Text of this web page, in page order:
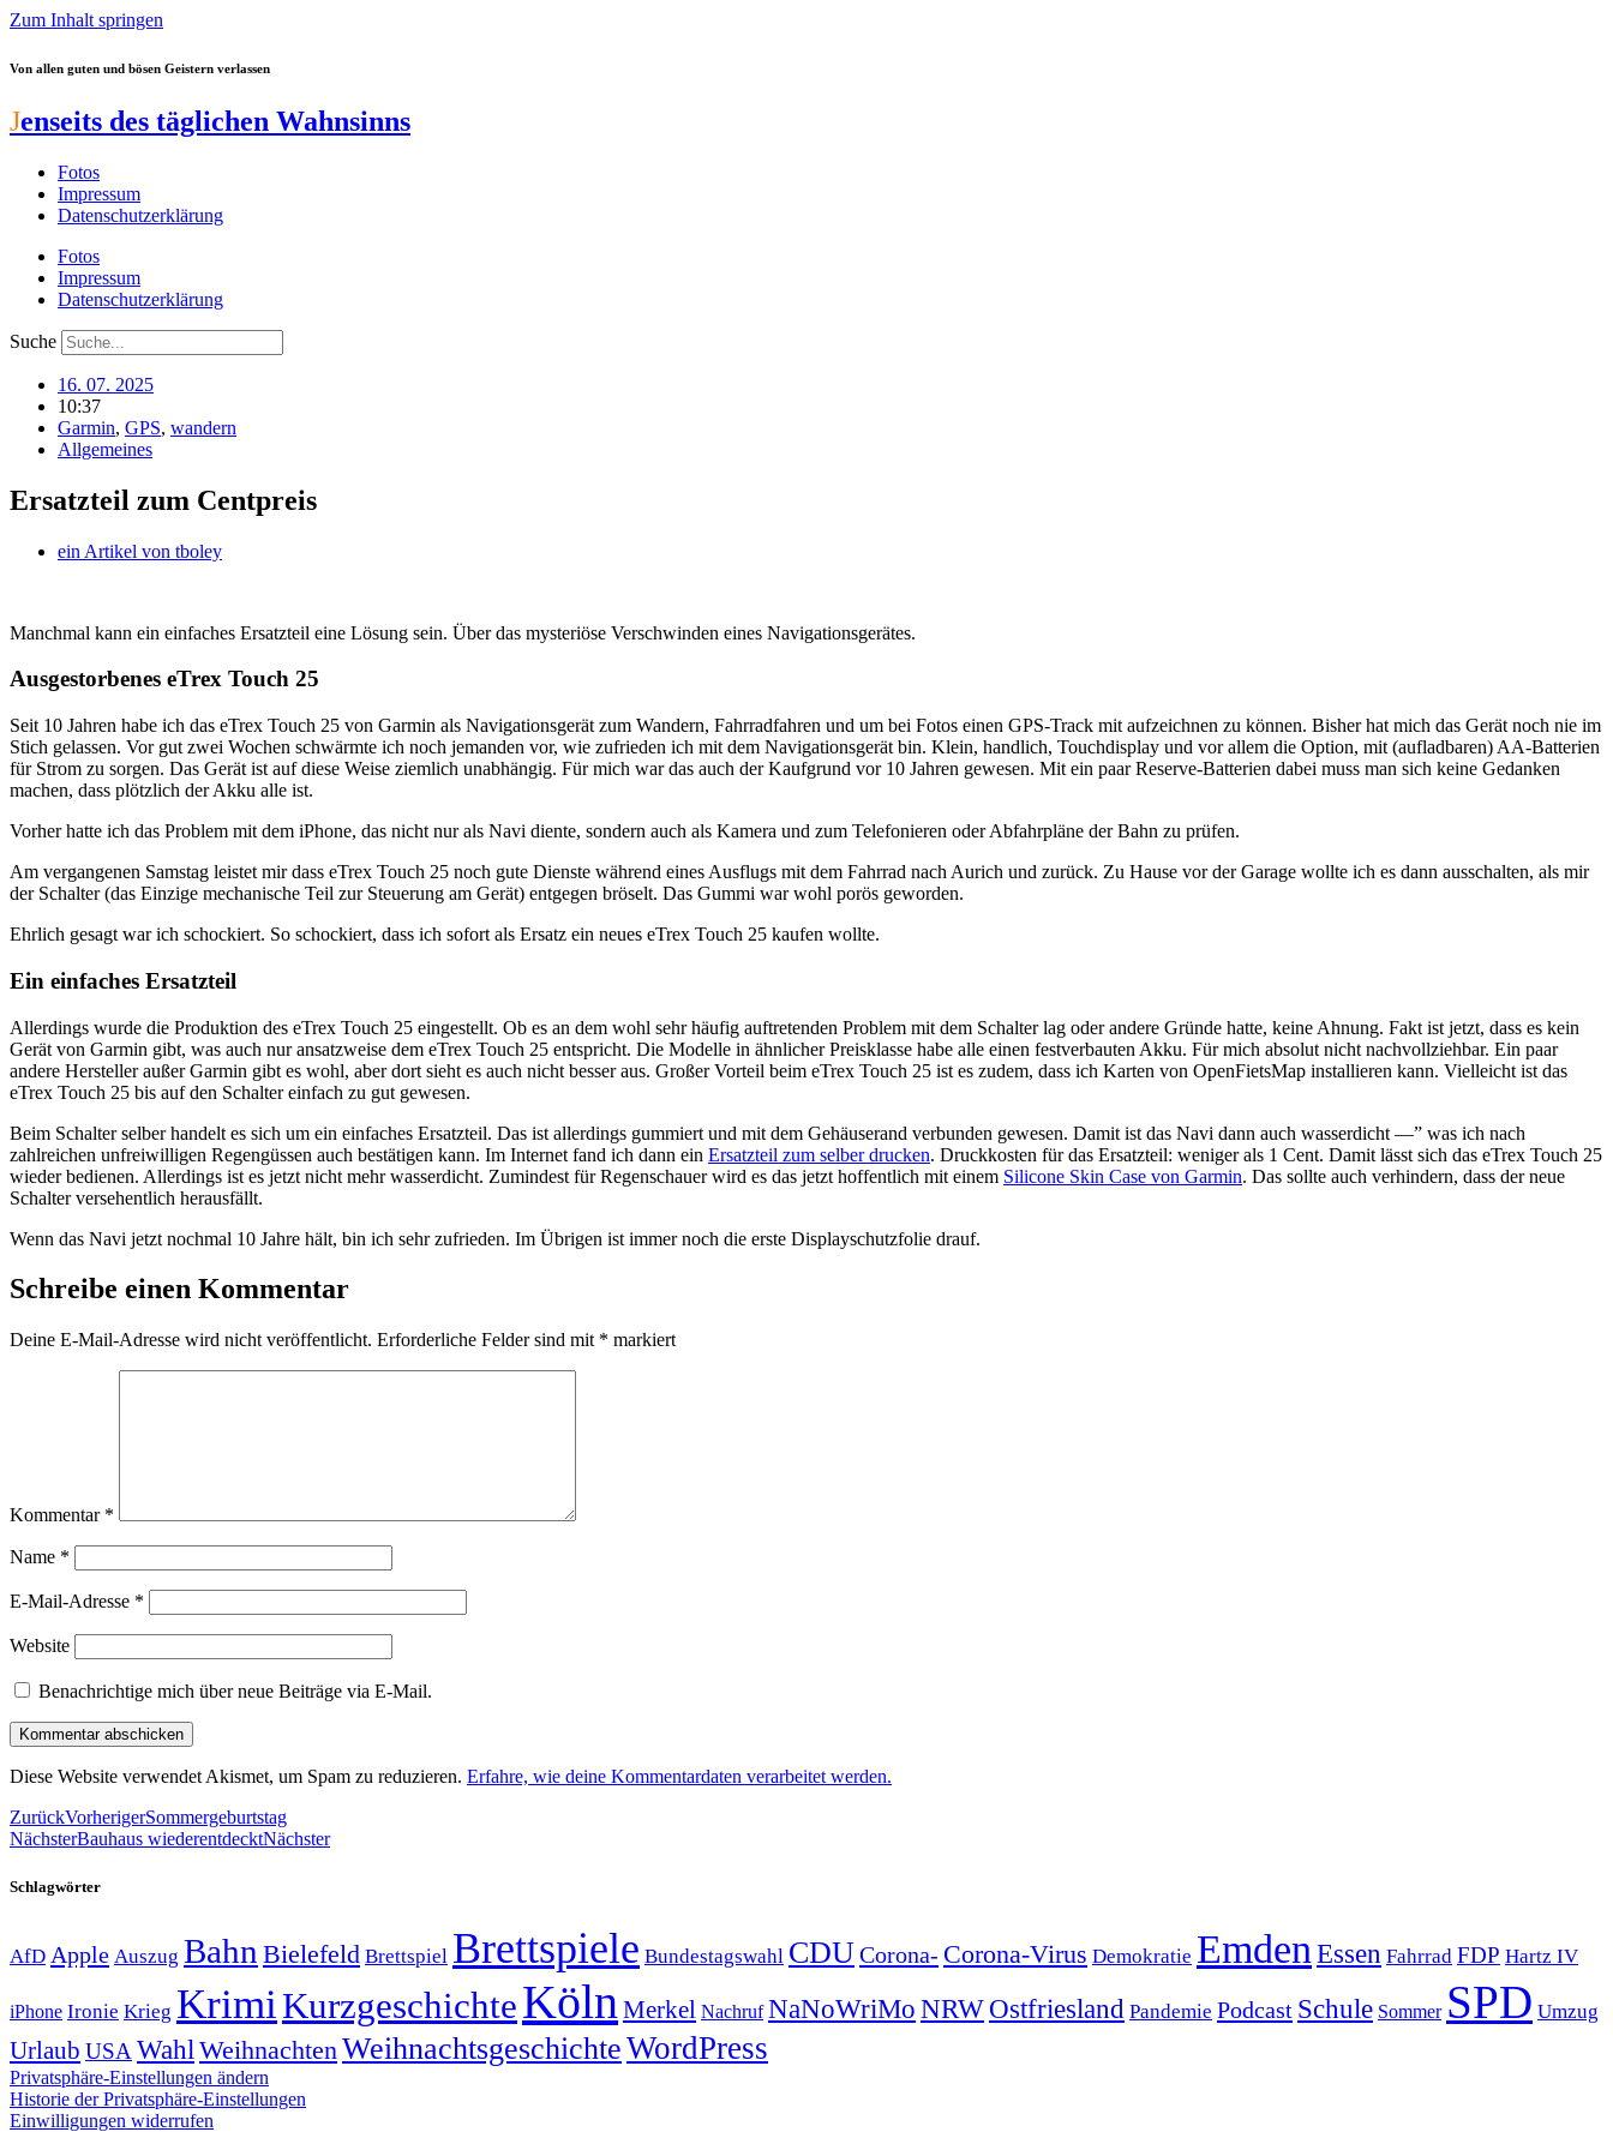
Zum Inhalt springen
Von allen guten und bösen Geistern verlassen
Jenseits des täglichen Wahnsinns
Fotos
Impressum
Datenschutzerklärung
Fotos
Impressum
Datenschutzerklärung
Suche
16. 07. 2025
10:37
Garmin, GPS, wandern
Allgemeines
Ersatzteil zum Centpreis
ein Artikel von tboley
Manchmal kann ein einfaches Ersatzteil eine Lösung sein. Über das mysteriöse Verschwinden eines Navigationsgerätes.
Ausgestorbenes eTrex Touch 25
Seit 10 Jahren habe ich das eTrex Touch 25 von Garmin als Navigationsgerät zum Wandern, Fahrradfahren und um bei Fotos einen GPS-Track mit aufzeichnen zu können. Bisher hat mich das Gerät noch nie im
Stich gelassen. Vor gut zwei Wochen schwärmte ich noch jemanden vor, wie zufrieden ich mit dem Navigationsgerät bin. Klein, handlich, Touchdisplay und vor allem die Option, mit (aufladbaren) AA-Batterien
für Strom zu sorgen. Das Gerät ist auf diese Weise ziemlich unabhängig. Für mich war das auch der Kaufgrund vor 10 Jahren gewesen. Mit ein paar Reserve-Batterien dabei muss man sich keine Gedanken
machen, dass plötzlich der Akku alle ist.
Vorher hatte ich das Problem mit dem iPhone, das nicht nur als Navi diente, sondern auch als Kamera und zum Telefonieren oder Abfahrpläne der Bahn zu prüfen.
Am vergangenen Samstag leistet mir dass eTrex Touch 25 noch gute Dienste während eines Ausflugs mit dem Fahrrad nach Aurich und zurück. Zu Hause vor der Garage wollte ich es dann ausschalten, als mir
der Schalter (das Einzige mechanische Teil zur Steuerung am Gerät) entgegen bröselt. Das Gummi war wohl porös geworden.
Ehrlich gesagt war ich schockiert. So schockiert, dass ich sofort als Ersatz ein neues eTrex Touch 25 kaufen wollte.
Ein einfaches Ersatzteil
Allerdings wurde die Produktion des eTrex Touch 25 eingestellt. Ob es an dem wohl sehr häufig auftretenden Problem mit dem Schalter lag oder andere Gründe hatte, keine Ahnung. Fakt ist jetzt, dass es kein
Gerät von Garmin gibt, was auch nur ansatzweise dem eTrex Touch 25 entspricht. Die Modelle in ähnlicher Preisklasse habe alle einen festverbauten Akku. Für mich absolut nicht nachvollziehbar. Ein paar
andere Hersteller außer Garmin gibt es wohl, aber dort sieht es auch nicht besser aus. Großer Vorteil beim eTrex Touch 25 ist es zudem, dass ich Karten von OpenFietsMap installieren kann. Vielleicht ist das
eTrex Touch 25 bis auf den Schalter einfach zu gut gewesen.
Beim Schalter selber handelt es sich um ein einfaches Ersatzteil. Das ist allerdings gummiert und mit dem Gehäuserand verbunden gewesen. Damit ist das Navi dann auch wasserdicht —” was ich nach
zahlreichen unfreiwilligen Regengüssen auch bestätigen kann. Im Internet fand ich dann ein Ersatzteil zum selber drucken. Druckkosten für das Ersatzteil: weniger als 1 Cent. Damit lässt sich das eTrex Touch 25
wieder bedienen. Allerdings ist es jetzt nicht mehr wasserdicht. Zumindest für Regenschauer wird es das jetzt hoffentlich mit einem Silicone Skin Case von Garmin. Das sollte auch verhindern, dass der neue
Schalter versehentlich herausfällt.
Wenn das Navi jetzt nochmal 10 Jahre hält, bin ich sehr zufrieden. Im Übrigen ist immer noch die erste Displayschutzfolie drauf.
Schreibe einen Kommentar
Deine E-Mail-Adresse wird nicht veröffentlicht. Erforderliche Felder sind mit * markiert
Kommentar *
Name *
E-Mail-Adresse *
Website
Benachrichtige mich über neue Beiträge via E-Mail.
Diese Website verwendet Akismet, um Spam zu reduzieren. Erfahre, wie deine Kommentardaten verarbeitet werden.
ZurückVorherigerSommergeburtstag
NächsterBauhaus wiederentdecktNächster
Schlagwörter
AfD Apple Auszug Bahn Bielefeld Brettspiel Brettspiele Bundestagswahl CDUCorona- Corona-Virus Demokratie Emden Essen Fahrrad FDP Hartz IV
iPhone Ironie Krieg Krimi KurzgeschichteKöln Merkel Nachruf NaNoWriMo NRWOstfriesland Pandemie Podcast Schule Sommer SPD Umzug
Urlaub USA Wahl Weihnachten WeihnachtsgeschichteWordPress
Privatsphäre-Einstellungen ändern
Historie der Privatsphäre-Einstellungen
Einwilligungen widerrufen